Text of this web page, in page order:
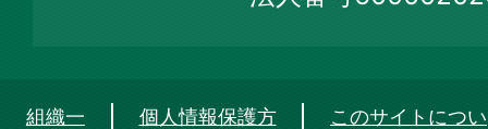
組織一
個人情報保護方
このサイトについ